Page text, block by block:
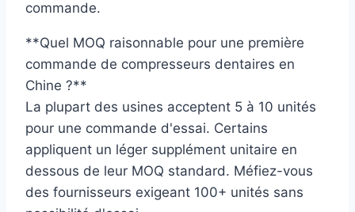
commande.
**Quel MOQ raisonnable pour une première
commande de compresseurs dentaires en
Chine ?**
La plupart des usines acceptent 5 à 10 unités
pour une commande d'essai. Certains
appliquent un léger supplément unitaire en
dessous de leur MOQ standard. Méfiez-vous
des fournisseurs exigeant 100+ unités sans